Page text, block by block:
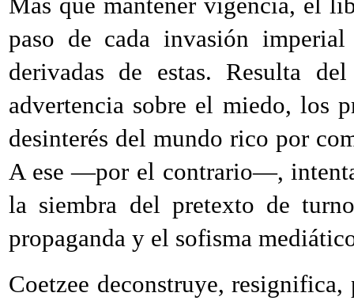
paso de cada invasión
derivadas de estas. Resulta
advertencia sobre el miedo, los
desinterés del mundo rico por
A ese —por el contrario—,
la siembra del pretexto de
propaganda y el sofisma
Coetzee deconstruye,